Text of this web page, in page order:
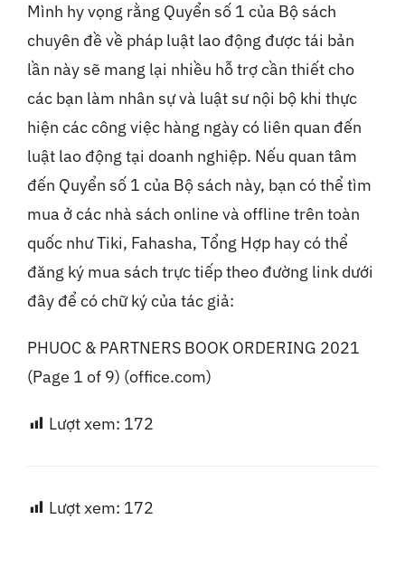
Mình hy vọng rằng Quyển số 1 của Bộ sách
chuyên đề về pháp luật lao động được tái bản
lần này sẽ mang lại nhiều hỗ trợ cần thiết cho
các bạn làm nhân sự và luật sư nội bộ khi thực
hiện các công việc hàng ngày có liên quan đến
luật lao động tại doanh nghiệp. Nếu quan tâm
đến Quyển số 1 của Bộ sách này, bạn có thể tìm
mua ở các nhà sách online và offline trên toàn
quốc như Tiki, Fahasha, Tổng Hợp hay có thể
đăng ký mua sách trực tiếp theo đường link dưới
đây để có chữ ký của tác giả:
PHUOC & PARTNERS BOOK ORDERING 2021
(Page 1 of 9) (office.com)
Lượt xem: 172
Lượt xem: 172